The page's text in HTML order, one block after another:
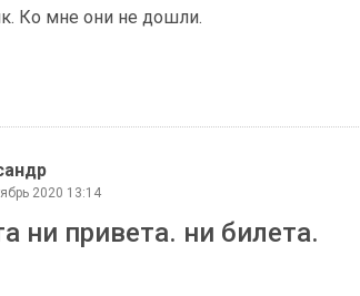
Ко мне они не дошли.
2020 13:14
ни привета. ни билета.